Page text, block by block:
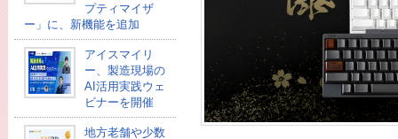
プティマイザ
ー」に、新機能を追加
アイスマイリ
ー、製造現場の
AI活用実践ウェ
ビナーを開催
地方老舗や少数